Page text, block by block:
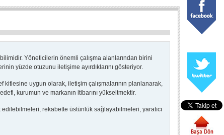
Yöneticilerin önemli çalışma alanlarından birini
yüzde otuzunu iletişime ayırdıklarını gösteriyor.
uygun olarak, iletişim çalışmalarının planlanarak,
kurumun ve markanın itibarını yükseltmektir.
rekabette üstünlük sağlayabilmeleri, yaratıcı